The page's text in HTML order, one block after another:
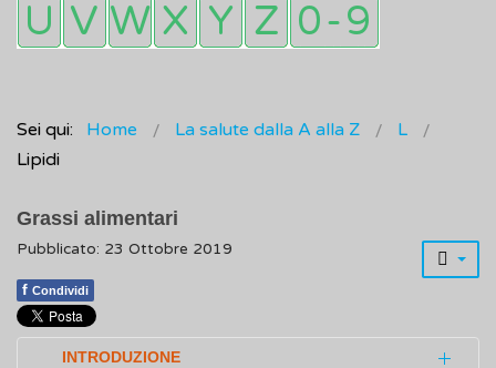
Sei qui: Home La salute dalla A alla Z
L
Lipidi
Grassi alimentari
Pubblicato: 23 Ottobre 2019
f Condividi
INTRODUZIONE